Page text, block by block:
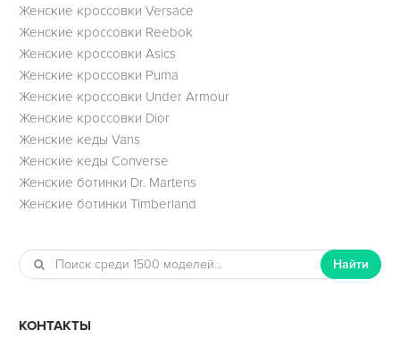
Женские кроссовки Versace
Женские кроссовки Reebok
Женские кроссовки Asics
Женские кроссовки Puma
Женские кроссовки Under Armour
Женские кроссовки Dior
Женские кеды Vans
Женские кеды Converse
Женские ботинки Dr. Martens
Женские ботинки Timberland
Найти
КОНТАКТЫ